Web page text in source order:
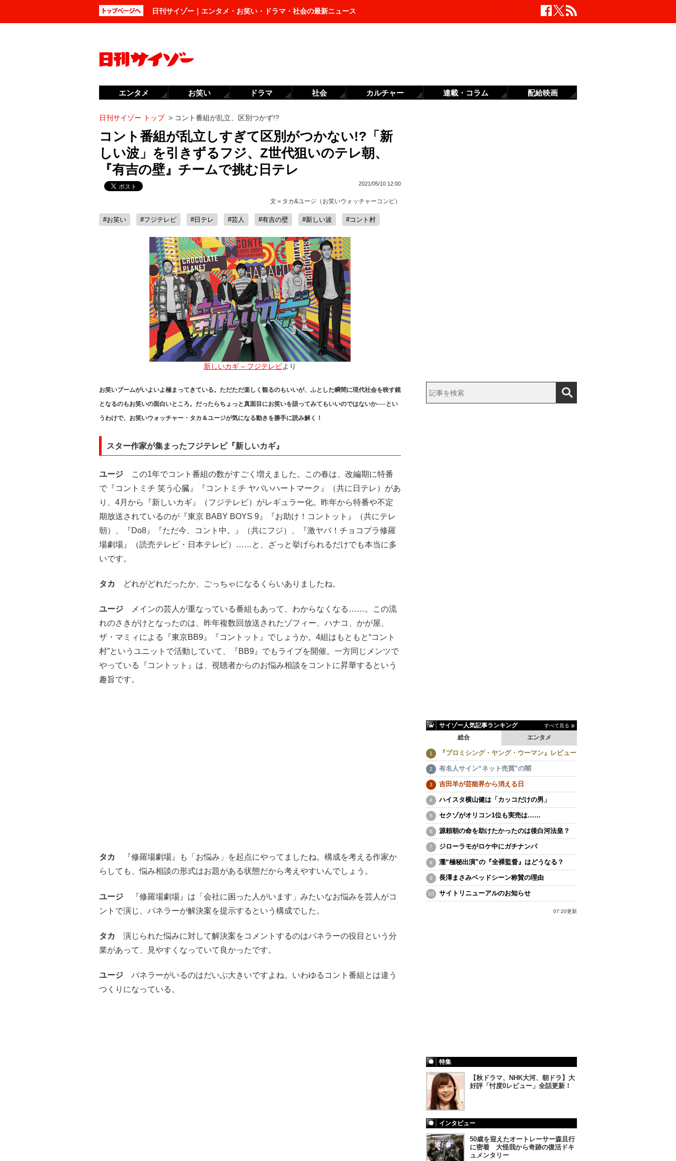
日刊サイゾー｜エンタメ・お笑い・ドラマ・社会の最新ニュース
日刊サイゾー トップ > コント番組が乱立、区別つかず!?
コント番組が乱立しすぎて区別がつかない!?「新
しい波」を引きずるフジ、Z世代狙いのテレ朝、
『有吉の壁』チームで挑む日テレ
2021/05/10 12:00
文＝ タカ&ユージ（お笑いウォッチャーコンビ）
#お笑い #フジテレビ #日テレ #芸人 #有吉の壁 #新しい波 #コント村
新しいカギ – フジテレビより
お笑いブームがいよいよ極まってきている。ただただ楽しく観るのもいいが、ふとした瞬間に現代社会を映す鏡
となるのもお笑いの面白いところ。だったらちょっと真面目にお笑いを語ってみてもいいのではないか──とい
うわけで、お笑いウォッチャー・タカ＆ユージが気になる動きを勝手に読み解く！
スター作家が集まったフジテレビ『新しいカギ』
ユージ この1年でコント番組の数がすごく増えました。この春は、改編期に特番
で『コントミチ 笑う心臓』『コントミチ ヤバいハートマーク』（共に日テレ）があ
り、4月から『新しいカギ』（フジテレビ）がレギュラー化。昨年から特番や不定
期放送されているのが『東京 BABY BOYS 9』『お助け！コントット』（共にテレ
朝）、『Do8』『ただ今、コント中。』（共にフジ）、『激ヤバ！チョコプラ修羅
場劇場』（読売テレビ・日本テレビ）……と、ざっと挙げられるだけでも本当に多
いです。
タカ どれがどれだったか、ごっちゃになるくらいありましたね。
ユージ メインの芸人が重なっている番組もあって、わからなくなる……。この流
れのさきがけとなったのは、昨年複数回放送されたゾフィー、ハナコ、かが屋、
ザ・マミィによる『東京BB9』『コントット』でしょうか。4組はもともと“コント
村”というユニットで活動していて、『BB9』でもライブを開催。一方同じメンツで
やっている『コントット』は、視聴者からのお悩み相談をコントに昇華するという
趣旨です。
タカ
『修羅場劇場』も「お悩み」を起点にやってましたね。構成を考える作家か
らしても、悩み相談の形式はお題がある状態だから考えやすいんでしょう。
ユージ 『修羅場劇場』は「会社に困った人がいます」みたいなお悩みを芸人がコ
ントで演じ、パネラーが解決案を提示するという構成でした。
タカ
演じられた悩みに対して解決案をコメントするのはパネラーの役目という分
業があって、見やすくなっていて良かったです。
ユージ パネラーがいるのはだいぶ大きいですよね。いわゆるコント番組とは違う
つくりになっている。
サイゾー人気記事ランキング すべて見る
エンタメ
総合
『プロミシング・ヤング・ウーマン』レビュー
有名人サイン“ネット売買”の闇
吉田羊が芸能界から消える日
ハイスタ横山健は「カッコだけの男」
セクゾがオリコン1位も実売は……
源頼朝の命を助けたかったのは後白河法皇？
ジローラモがロケ中にガチナンパ
瀧“極秘出演”の『全裸監督』はどうなる？
長澤まさみベッドシーン称賛の理由
サイトリニューアルのお知らせ
07:20更新
特集
【秋ドラマ、NHK大河、朝ドラ】大
好評「忖度0レビュー」全話更新！
インタビュー
50歳を迎えたオートレーサー森且行
に密着 大怪我から奇跡の復活ドキ
ュメンタリー
エンタメ お笑い ドラマ 社会 カルチャー 連載・コラム 配給映画